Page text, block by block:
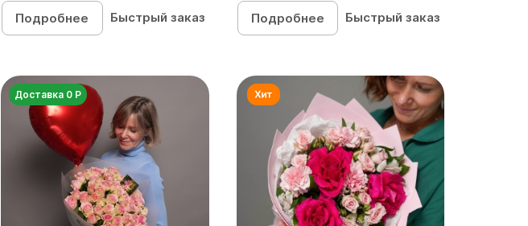
Подробнее Быстрый заказ Подробнее Быстрый заказ
Доставка 0 Р